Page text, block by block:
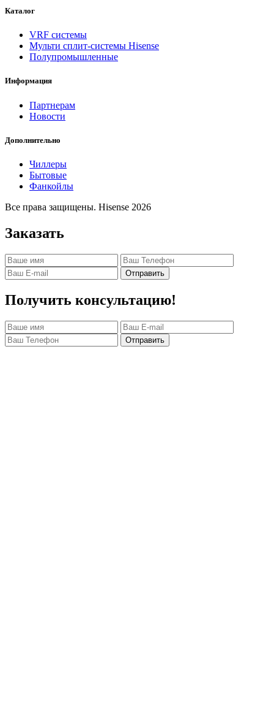
Каталог
VRF системы
Мульти сплит-системы Hisense
Полупромышленные
Информация
Партнерам
Новости
Дополнительно
Чиллеры
Бытовые
Фанкойлы
Все права защищены. Hisense 2026
Заказать
Отправить
Получить консультацию!
Отправить